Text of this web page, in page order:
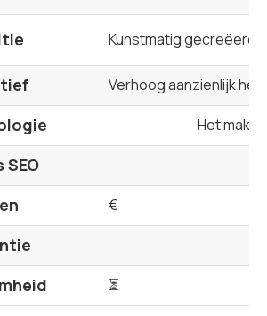
Kunstmatig
Verhoog aanzienlijk het
Het
SEO
€
⏳